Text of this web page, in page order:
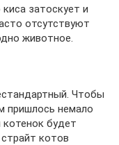
затоскует и
отсутствуют
животное.
Чтобы
пришлось немало
будет
котов